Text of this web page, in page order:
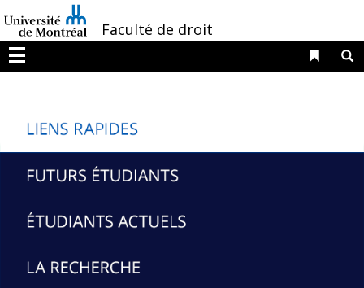
au
contenu
/Faculté de droit
Menu
Liens